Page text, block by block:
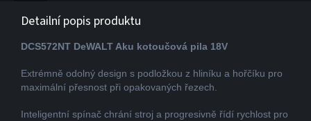
Detailní popis produktu
DCS572NT DeWALT Aku kotoučová pila 18V
Extrémně odolný design s podložkou z hliníku a hořčíku pro
maximální přesnost při opakovaných řezech.
Inteligentní spínač chrání stroj a progresivně řídí rychlost pro